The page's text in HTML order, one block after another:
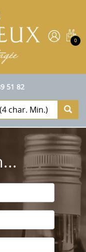
0
51 82